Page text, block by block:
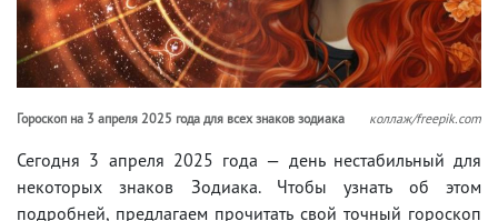
Гороскоп на 3 апреля 2025 года для всех знаков зодиака коллаж/freepik.com
Сегодня 3 апреля 2025 года — день нестабильный для
некоторых знаков Зодиака. Чтобы узнать об этом
подробней, предлагаем прочитать свой точный гороскоп